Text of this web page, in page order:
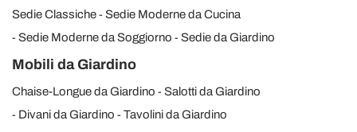
Sedie Classiche
Sedie Moderne da Cucina
Sedie Moderne da Soggiorno
Sedie da Giardino
Mobili da Giardino
Chaise-Longue da Giardino
Salotti da Giardino
Divani da Giardino
Tavolini da Giardino